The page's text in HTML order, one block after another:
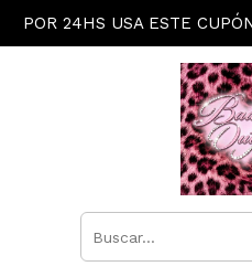
POR 24HS USA ESTE